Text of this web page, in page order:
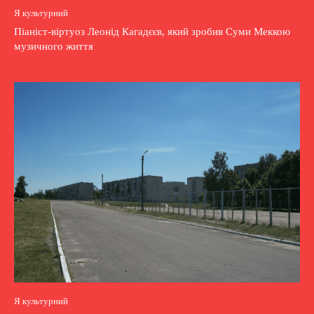
Я культурний
Піаніст-віртуоз Леонід Кагадєєв, який зробив Суми Меккою
музичного життя
Я культурний